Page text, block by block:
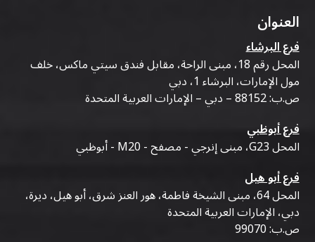
العنوان
فرع البرشاء
المحل رقم 18، مبنى الراحة، مقابل فندق سيتي ماكس، خلف
مول الإمارات، البرشاء 1، دبي
ص.ب: 88152 – دبي – الإمارات العربية المتحدة
فرع أبوظبي
المحل G23، مبنى إنرجي - مصفح - M20 - أبوظبي
فرع أبو هيل
المحل 64، مبنى الشيخة فاطمة، هور العنز شرق، أبو هيل، ديرة،
دبي، الإمارات العربية المتحدة
ص.ب: 99070